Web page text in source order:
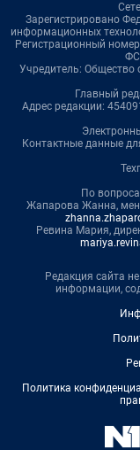
Зарегистрировано
информационных
Регистрационный
ФС
Учредитель: Общество
Главный
Адрес редакции:
Контактные данные
По
Жапарова Жанна,
Ревина Мария,
Редакция сайта
информации,
Политика